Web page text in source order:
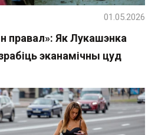
правал»: Як Лукашэнка
эканамічны цуд
01.05.2026